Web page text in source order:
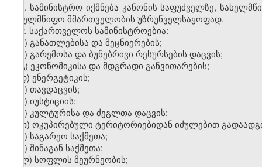
1. სამინისტრო იქმნება კანონის საფუძველზე,
სახელმწიფო მმართველობის უზრუნველსაყოფად.
2. საქართველოს სამინისტროებია:
ა) განათლებისა და მეცნიერების;
ბ) გარემოსა და ბუნებრივი რესურსების დაცვის;
გ) ეკონომიკისა და მდგრადი განვითარების;
დ) ენერგეტიკის;
ე) თავდაცვის;
ვ) იუსტიციის;
ზ) კულტურისა და ძეგლთა დაცვის;
თ) ოკუპირებული ტერიტორიებიდან იძულებით
ი) საგარეო საქმეთა;
კ) შინაგან საქმეთა;
ლ) სოფლის მეურნეობის;